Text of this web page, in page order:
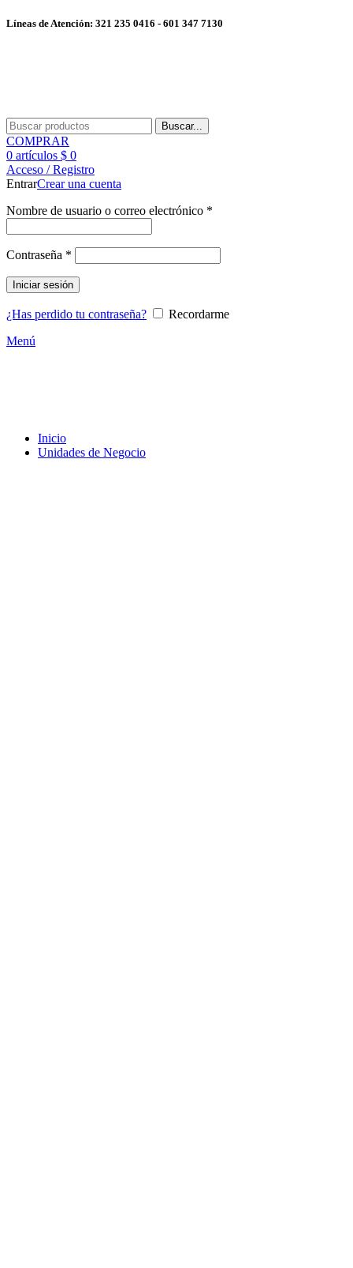
Líneas de Atención: 321 235 0416 - 601 347 7130
Buscar...
COMPRAR
0 artículos $ 0
Acceso / Registro
EntrarCrear una cuenta
Nombre de usuario o correo electrónico *
Contraseña *
Iniciar sesión
¿Has perdido tu contraseña?
Recordarme
Menú
Inicio
Unidades de Negocio